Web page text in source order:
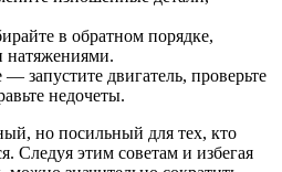
в обратном порядке,
натяжениями.
запустите двигатель, проверьте
недочеты.
но посильный для тех, кто
Следуя этим советам и избегая